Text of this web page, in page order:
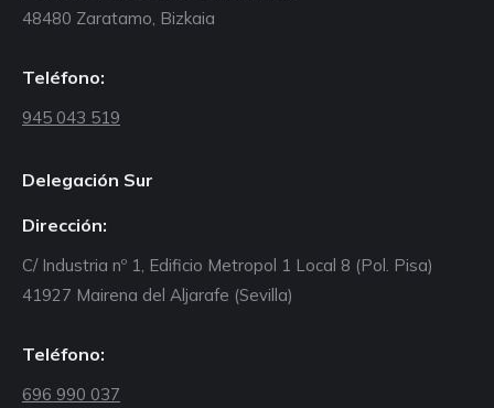
48480 Zaratamo, Bizkaia
Teléfono:
945 043 519
Delegación Sur
Dirección:
C/ Industria nº 1, Edificio Metropol 1 Local 8 (Pol. Pisa)
41927 Mairena del Aljarafe (Sevilla)
Teléfono:
696 990 037